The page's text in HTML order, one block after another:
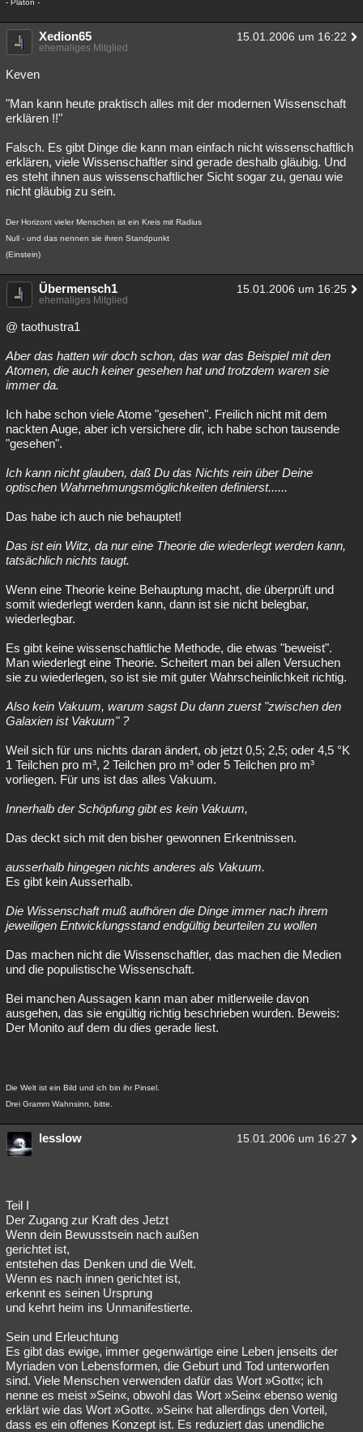
- Platon -
Xedion65 15.01.2006 um 16:22
ehemaliges Mitglied
Keven
"Man kann heute praktisch alles mit der modernen Wissenschaft
erklären !!"
Falsch. Es gibt Dinge die kann man einfach nicht wissenschaftlich
erklären, viele Wissenschaftler sind gerade deshalb gläubig. Und
es steht ihnen aus wissenschaftlicher Sicht sogar zu, genau wie
nicht gläubig zu sein.
Der Horizont vieler Menschen ist ein Kreis mit Radius
Null - und das nennen sie ihren Standpunkt
(Einstein)
Übermensch1 15.01.2006 um 16:25
ehemaliges Mitglied
@ taothustra1
Aber das hatten wir doch schon, das war das Beispiel mit den
Atomen, die auch keiner gesehen hat und trotzdem waren sie
immer da.
Ich habe schon viele Atome "gesehen". Freilich nicht mit dem
nackten Auge, aber ich versichere dir, ich habe schon tausende
"gesehen".
Ich kann nicht glauben, daß Du das Nichts rein über Deine
optischen Wahrnehmungsmöglichkeiten definierst......
Das habe ich auch nie behauptet!
Das ist ein Witz, da nur eine Theorie die wiederlegt werden kann,
tatsächlich nichts taugt.
Wenn eine Theorie keine Behauptung macht, die überprüft und
somit wiederlegt werden kann, dann ist sie nicht belegbar,
wiederlegbar.
Es gibt keine wissenschaftliche Methode, die etwas "beweist".
Man wiederlegt eine Theorie. Scheitert man bei allen Versuchen
sie zu wiederlegen, so ist sie mit guter Wahrscheinlichkeit richtig.
Also kein Vakuum, warum sagst Du dann zuerst "zwischen den
Galaxien ist Vakuum" ?
Weil sich für uns nichts daran ändert, ob jetzt 0,5; 2,5; oder 4,5 °K
1 Teilchen pro m³, 2 Teilchen pro m³ oder 5 Teilchen pro m³
vorliegen. Für uns ist das alles Vakuum.
Innerhalb der Schöpfung gibt es kein Vakuum,
Das deckt sich mit den bisher gewonnen Erkentnissen.
ausserhalb hingegen nichts anderes als Vakuum.
Es gibt kein Ausserhalb.
Die Wissenschaft muß aufhören die Dinge immer nach ihrem
jeweiligen Entwicklungsstand endgültig beurteilen zu wollen
Das machen nicht die Wissenschaftler, das machen die Medien
und die populistische Wissenschaft.
Bei manchen Aussagen kann man aber mitlerweile davon
ausgehen, das sie engültig richtig beschrieben wurden. Beweis:
Der Monito auf dem du dies gerade liest.
Die Welt ist ein Bild und ich bin ihr Pinsel.
Drei Gramm Wahnsinn, bitte.
lesslow 15.01.2006 um 16:27
Teil I
Der Zugang zur Kraft des Jetzt
Wenn dein Bewusstsein nach außen
gerichtet ist,
entstehen das Denken und die Welt.
Wenn es nach innen gerichtet ist,
erkennt es seinen Ursprung
und kehrt heim ins Unmanifestierte.
Sein und Erleuchtung
Es gibt das ewige, immer gegenwärtige eine Leben jenseits der
Myriaden von Lebensformen, die Geburt und Tod unterworfen
sind. Viele Menschen verwenden dafür das Wort »Gott«; ich
nenne es meist »Sein«, obwohl das Wort »Sein« ebenso wenig
erklärt wie das Wort »Gott«. »Sein« hat allerdings den Vorteil,
dass es ein offenes Konzept ist. Es reduziert das unendliche